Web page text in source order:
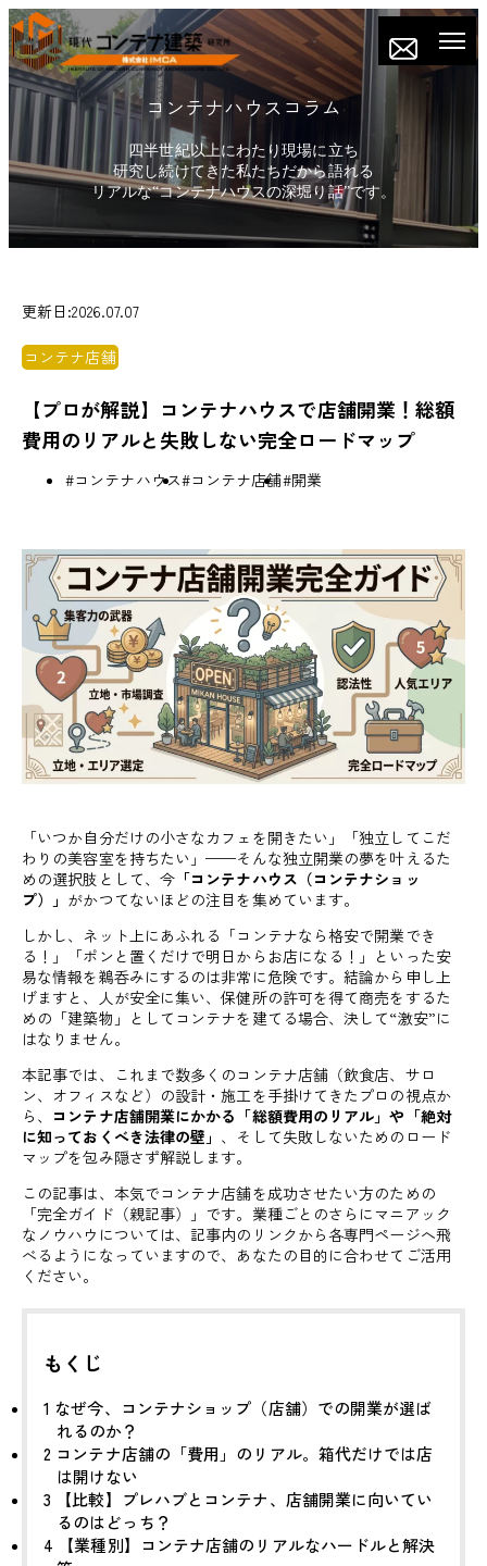
コンテナハウスコラム
四半世紀以上にわたり現場に立ち
研究し続けてきた私たちだから語れる
リアルな“コンテナハウスの深堀り話”です。
更新日:2026.07.07
コンテナ店舗
【プロが解説】コンテナハウスで店舗開業！総額
費用のリアルと失敗しない完全ロードマップ
#コンテナハウス#コンテナ店舗#開業
「いつか自分だけの小さなカフェを開きたい」「独立してこだ
わりの美容室を持ちたい」——そんな独立開業の夢を叶えるた
めの選択肢として、今 「コンテナハウス（コンテナショッ
プ）」 がかつてないほどの注目を集めています。
しかし、ネット上にあふれる「コンテナなら格安で開業でき
る！」「ポンと置くだけで明日からお店になる！」といった安
易な情報を鵜呑みにするのは非常に危険です。結論から申し上
げますと、人が安全に集い、保健所の許可を得て商売をするた
めの「建築物」としてコンテナを建てる場合、決して“激安”に
はなりません。
本記事では、これまで数多くのコンテナ店舗（飲食店、サロ
ン、オフィスなど）の設計・施工を手掛けてきたプロの視点か
ら、 コンテナ店舗開業にかかる「総額費用のリアル」や「絶対
に知っておくべき法律の壁」 、そして失敗しないためのロード
マップを包み隠さず解説します。
この記事は、本気でコンテナ店舗を成功させたい方のための
「完全ガイド（親記事）」です。業種ごとのさらにマニアック
なノウハウについては、記事内のリンクから各専門ページへ飛
べるようになっていますので、あなたの目的に合わせてご活用
ください。
もくじ
1 なぜ今、コンテナショップ（店舗）での開業が選ば
れるのか？
2 コンテナ店舗の「費用」のリアル。箱代だけでは店
は開けない
3 【比較】プレハブとコンテナ、店舗開業に向いてい
るのはどっち？
4 【業種別】コンテナ店舗のリアルなハードルと解決